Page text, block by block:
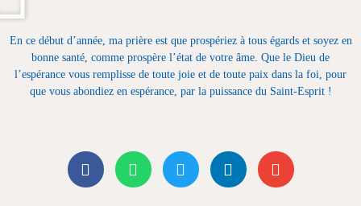
En ce début d’année, ma prière est que prospériez à tous égards et soyez en
bonne santé, comme prospère l’état de votre âme. Que le Dieu de
l’espérance vous remplisse de toute joie et de toute paix dans la foi, pour
que vous abondiez en espérance, par la puissance du Saint-Esprit !